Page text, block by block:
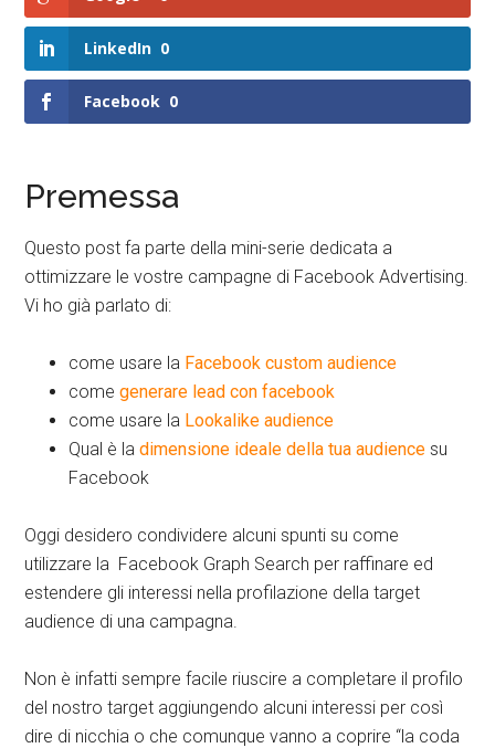
LinkedIn 0
Facebook 0
Premessa
Questo post fa parte della mini-serie dedicata a
ottimizzare le vostre campagne di Facebook Advertising.
Vi ho già parlato di:
come usare la Facebook custom audience
come generare lead con facebook
come usare la Lookalike audience
Qual è ladimensione ideale della tua audience su
Facebook
Oggi desidero condividere alcuni spunti su come
utilizzare la Facebook Graph Search per raffinare ed
estendere gli interessi nella profilazione della target
audience di una campagna.
Non è infatti sempre facile riuscire a completare il profilo
del nostro target aggiungendo alcuni interessi per così
dire di nicchia o che comunque vanno a coprire “la coda